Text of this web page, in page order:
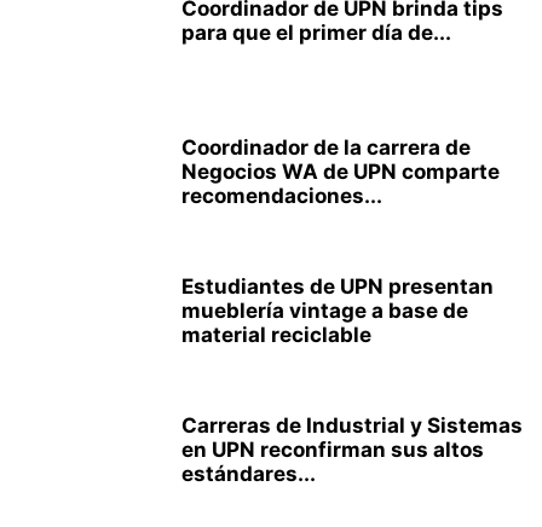
Coordinador de UPN brinda tips
para que el primer día de...
Coordinador de la carrera de
Negocios WA de UPN comparte
recomendaciones...
Estudiantes de UPN presentan
mueblería vintage a base de
material reciclable
Carreras de Industrial y Sistemas
en UPN reconfirman sus altos
estándares...